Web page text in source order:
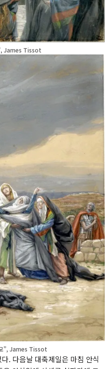
James Tissot
”, James Tissot
. 다음날 대축제일은 마침 안식